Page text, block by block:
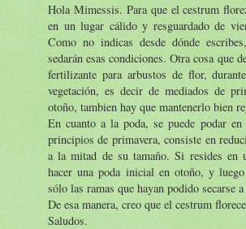
Hola Mimessis. Para que el cestrum
en un lugar cálido y resguardado de
Como no indicas desde dónde
sedarán esas condiciones. Otra cosa que
fertilizante para arbustos de flor,
vegetación, es decir de mediados de
otoño, tambien hay que mantenerlo bien
En cuanto a la poda, se puede podar
principios de primavera, consiste en
a la mitad de su tamaño. Si resides
hacer una poda inicial en otoño, y
sólo las ramas que hayan podido secarse
De esa manera, creo que el cestrum
Saludos.